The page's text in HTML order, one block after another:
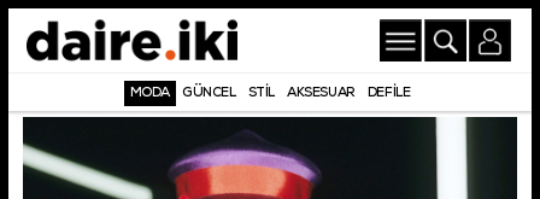
MODA GÜNCEL STİL AKSESUAR DEFİLE